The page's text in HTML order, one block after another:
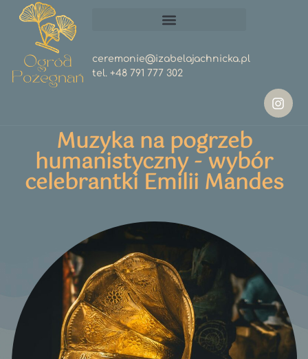
ceremonie@izabelajachnicka.pl
tel.+48 791 777 302
Muzyka na pogrzeb
humanistyczny - wybór
celebrantki Emilii Mandes